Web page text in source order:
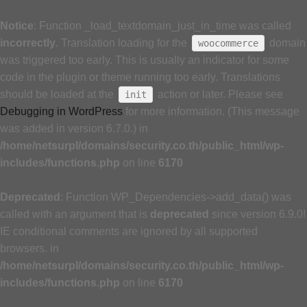
Notice: Function _load_textdomain_just_in_time was called
incorrectly. Translation loading for the woocommerce
domain
was triggered too early. This is usually an indicator for some
code in the plugin or theme running too early. Translations
should be loaded at the
init
action or later. Please see
Debugging in WordPress for more information. (This message
was added in version 6.7.0.) in
/home/netsurpl/domains/security.co.th/public_html/wp-
includes/functions.php on line 6170
Deprecated : Function WP_Dependencies->add_data() was
called with an argument that is deprecated since version 6.9.0!
IE conditional comments are ignored by all supported
browsers. in
/home/netsurpl/domains/security.co.th/public_html/wp-
includes/functions.php on line 6170